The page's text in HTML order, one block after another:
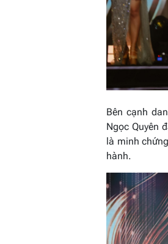
Bên cạnh
Ngọc Quyên
là minh
hành.